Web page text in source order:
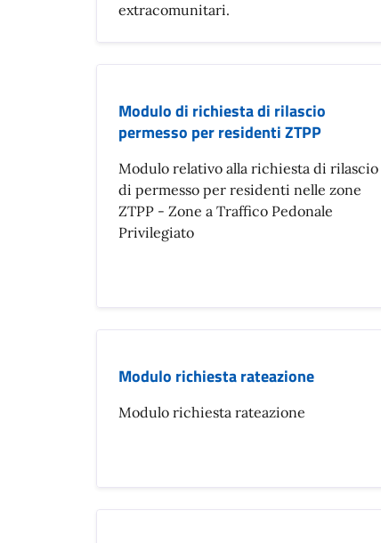
extracomunitari.
Modulo di richiesta di rilascio
permesso per residenti ZTPP
Modulo relativo alla richiesta di rilascio
di permesso per residenti nelle zone
ZTPP - Zone a Traffico Pedonale
Privilegiato
Modulo richiesta rateazione
Modulo richiesta rateazione